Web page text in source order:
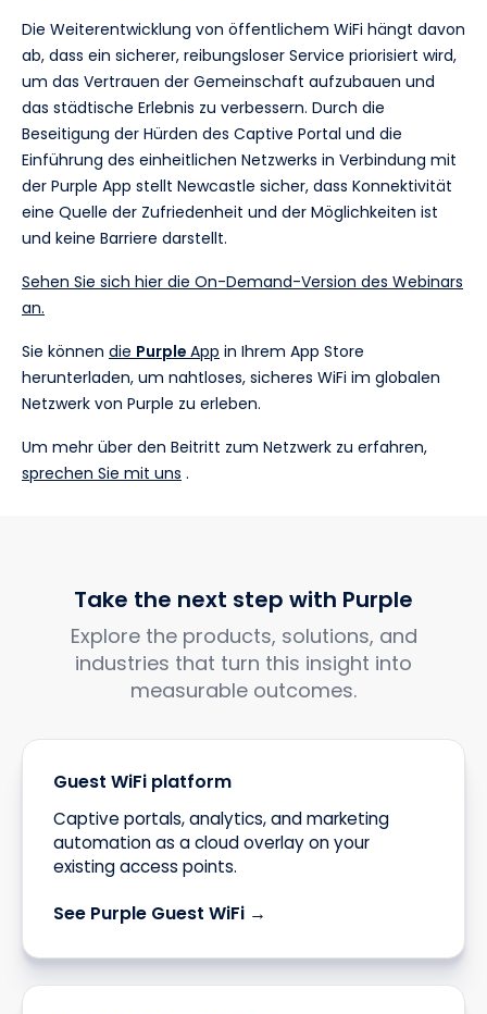
Die Weiterentwicklung von öffentlichem WiFi hängt davon
ab, dass ein sicherer, reibungsloser Service priorisiert wird,
um das Vertrauen der Gemeinschaft aufzubauen und
das städtische Erlebnis zu verbessern. Durch die
Beseitigung der Hürden des Captive Portal und die
Einführung des einheitlichen Netzwerks in Verbindung mit
der Purple App stellt Newcastle sicher, dass Konnektivität
eine Quelle der Zufriedenheit und der Möglichkeiten ist
und keine Barriere darstellt.
Sehen Sie sich hier die On-Demand-Version des Webinars
an.
Sie können die Purple App in Ihrem App Store
herunterladen, um nahtloses, sicheres WiFi im globalen
Netzwerk von Purple zu erleben.
Um mehr über den Beitritt zum Netzwerk zu erfahren,
sprechen Sie mit uns .
Take the next step with Purple
Explore the products, solutions, and
industries that turn this insight into
measurable outcomes.
Guest WiFi platform
Captive portals, analytics, and marketing
automation as a cloud overlay on your
existing access points.
See Purple Guest WiFi →